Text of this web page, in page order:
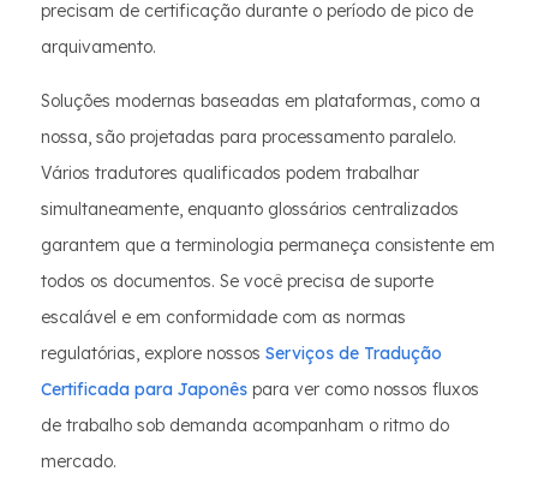
precisam de certificação durante o período de pico de
arquivamento.
Soluções modernas baseadas em plataformas, como a
nossa, são projetadas para processamento paralelo.
Vários tradutores qualificados podem trabalhar
simultaneamente, enquanto glossários centralizados
garantem que a terminologia permaneça consistente em
todos os documentos. Se você precisa de suporte
escalável e em conformidade com as normas
regulatórias, explore nossos Serviços de Tradução
Certificada para Japonês para ver como nossos fluxos
de trabalho sob demanda acompanham o ritmo do
mercado.